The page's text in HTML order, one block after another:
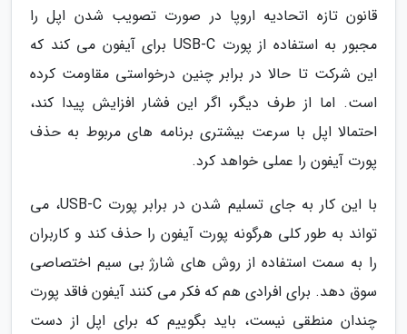
قانون تازه اتحادیه اروپا در صورت تصویب شدن اپل را
مجبور به استفاده از پورت USB-C برای آیفون می کند که
این شرکت تا حالا در برابر چنین درخواستی مقاومت کرده
است. اما از طرف دیگر، اگر این فشار افزایش پیدا کند،
احتمالا اپل با سرعت بیشتری برنامه های مربوط به حذف
پورت آیفون را عملی خواهد کرد.
با این کار به جای تسلیم شدن در برابر پورت USB-C، می
تواند به طور کلی هرگونه پورت آیفون را حذف کند و کاربران
را به سمت استفاده از روش های شارژ بی سیم اختصاصی
سوق دهد. برای افرادی هم که فکر می کنند آیفون فاقد پورت
چندان منطقی نیست، باید بگوییم که برای اپل از دست